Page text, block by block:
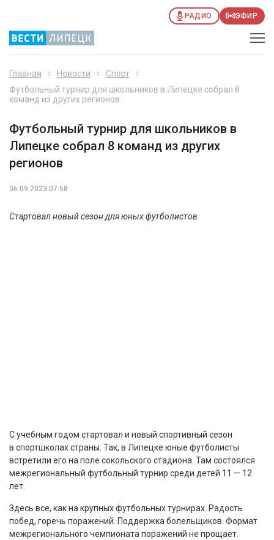
РАДИО ЭФИР
Главная Новости
Спорт
Футбольный турнир для школьников в Липецке собрал 8
команд из других регионов
Футбольный турнир для школьников в
Липецке собрал 8 команд из других
регионов
06.09.2023 07:58
Стартовал новый сезон для юных футболистов
С учебным годом стартовал и новый спортивный сезон
в спортшколах страны. Так, в Липецке юные футболисты
встретили его на поле сокольского стадиона. Там состоялся
межрегиональный футбольный турнир среди детей 11 — 12
лет.
Здесь все, как на крупных футбольных турнирах. Радость
побед, горечь поражений. Поддержка болельщиков. Формат
межрегионального чемпионата поражений не прощает.